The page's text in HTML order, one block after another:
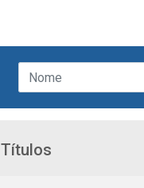
Títulos